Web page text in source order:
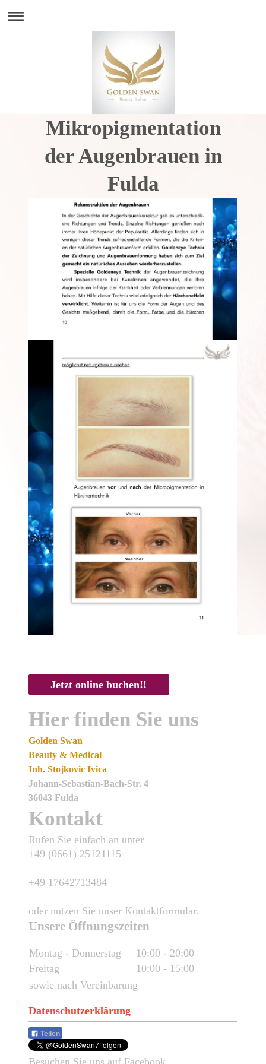
Mikropigmentation
der Augenbrauen in
Fulda
Jetzt online buchen!!
Hier finden Sie uns
Golden Swan
Beauty & Medical
Inh. Stojkovic Ivica
Johann-Sebastian-Bach-Str. 4
36043 Fulda
Kontakt
Rufen Sie einfach an unter
+49 (0661) 25121115
+49 17642713484
oder nutzen Sie unser Kontaktformular.
Unsere Öffnungszeiten
Montag - Donnerstag 10:00 - 20:00
Freitag
10:00 - 15:00
sowie nach Vereinbarung
Datenschutzerklärung
Teilen